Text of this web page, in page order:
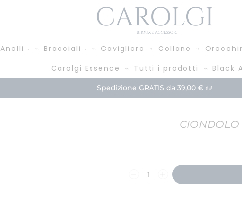
Anelli Bracciali Cavigliere Collane
Carolgi Essence
Tutti i prodotti Black
Paga in 3 rate! Acquista
CIONDOLO